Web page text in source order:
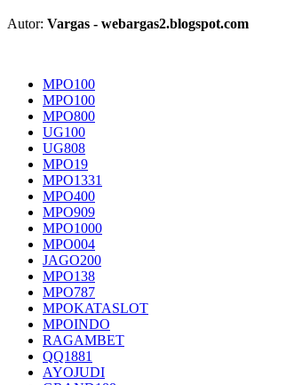
Autor: Vargas - webargas2.blogspot.com
MPO100
MPO100
MPO800
UG100
UG808
MPO19
MPO1331
MPO400
MPO909
MPO1000
MPO004
JAGO200
MPO138
MPO787
MPOKATASLOT
MPOINDO
RAGAMBET
QQ1881
AYOJUDI